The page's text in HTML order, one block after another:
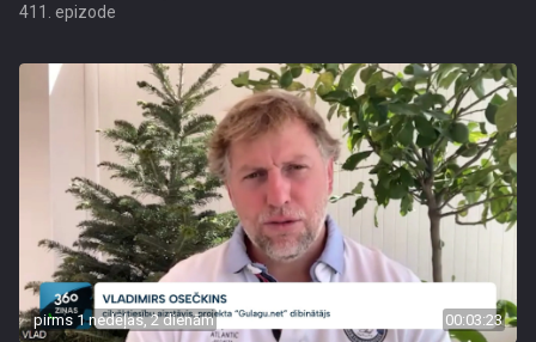
411. epizode
pirms 1 nedēļas, 2 dienām 00:03:23